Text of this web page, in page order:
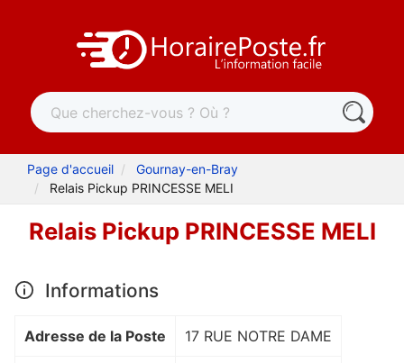
Page d'accueil
Gournay-en-Bray
Relais Pickup PRINCESSE MELI
Relais Pickup PRINCESSE MELI
Informations
Adresse de la Poste 17 RUE NOTRE DAME